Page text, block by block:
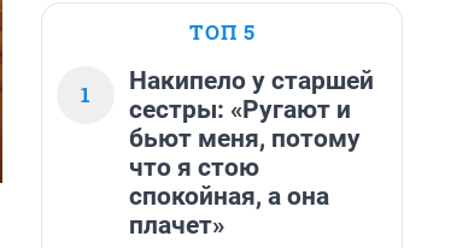
ТОП 5
1
Накипело у старшей
сестры: «Ругают и
бьют меня, потому
что я стою
спокойная, а она
плачет»